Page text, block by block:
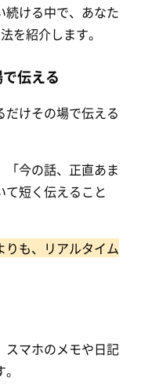
続ける中で、あなた
を紹介します。
伝える
けその場で伝える
「今の話、正直あま
て短く伝えること
も、リアルタイム
スマホのメモや日記